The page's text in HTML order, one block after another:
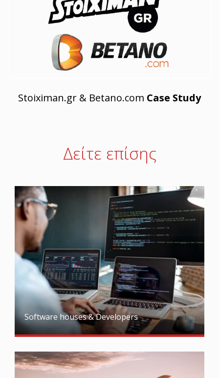
Stoiximan.gr & Betano.com Case Study
Δείτε επίσης
Software houses & Developers